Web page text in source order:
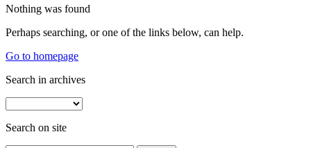
Nothing was found
Perhaps searching, or one of the links below, can help.
Go to homepage
Search in archives
Search on site